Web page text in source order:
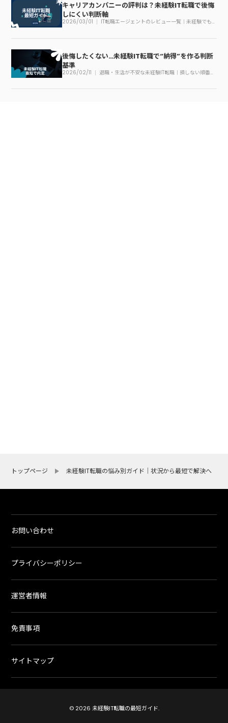
キャリアカンパニーの評判は？未経験IT転職で後悔
しにくい判断軸
2026/03/01 IT転職エージェントのレビュー一覧｜未経験でも
後悔したくない…未経験IT転職で“納得”を作る判断
基準
2026/02/11 退職・生活が不安な未経験IT転職｜損しない順番の
作り方
トップページ 未経験IT転職の悩み別ガイド｜状況から最短で解決へ
お問い合わせ
プライバシーポリシー
運営者情報
免責事項
サイトマップ
© 2026 未経験IT転職の最短ガイド.